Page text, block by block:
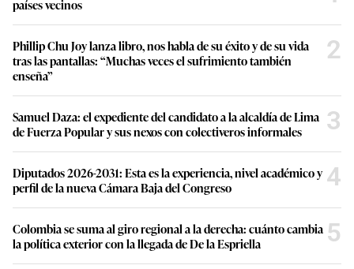
países vecinos
Phillip Chu Joy lanza libro, nos habla de su éxito y de su vida
tras las pantallas: “Muchas veces el sufrimiento también
enseña”
2
Samuel Daza: el expediente del candidato a la alcaldía de Lima
de Fuerza Popular y sus nexos con colectiveros informales
3
Diputados 2026-2031: Esta es la experiencia, nivel académico y
perfil de la nueva Cámara Baja del Congreso
4
Colombia se suma al giro regional a la derecha: cuánto cambia
la política exterior con la llegada de De la Espriella
5